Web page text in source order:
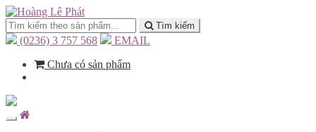
Tìm kiếm
(0236) 3 757 568
EMAIL
Chưa có sản phẩm